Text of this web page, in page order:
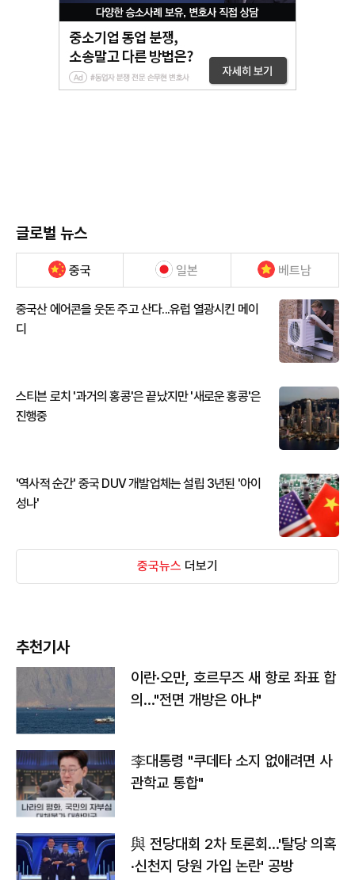
글로벌 뉴스
중국 일본 베트남
중국산 에어콘을 웃돈 주고 산다...유럽 열광시킨 메이
디
스티븐 로치 '과거의 홍콩'은 끝났지만 '새로운 홍콩'은
진행중
'역사적 순간' 중국 DUV 개발업체는 설립 3년된 '아이
성나'
중국뉴스 더보기
추천기사
이란·오만, 호르무즈 새 항로 좌표 합
의…"전면 개방은 아냐"
李대통령 "쿠데타 소지 없애려면 사
관학교 통합"
與 전당대회 2차 토론회…'탈당 의혹
·신천지 당원 가입 논란' 공방